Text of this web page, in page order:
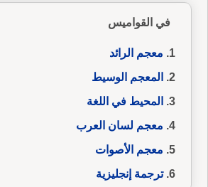
في القواميس
معجم الرائد
المعجم الوسيط
المحيط في اللغة
معجم لسان العرب
معجم الأصوات
ترجمة إنجليزية